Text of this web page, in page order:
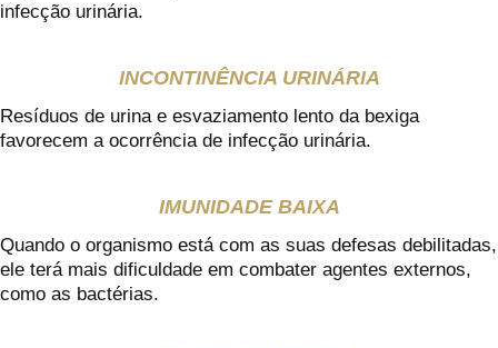
infecção urinária.
INCONTINÊNCIA URINÁRIA
Resíduos de urina e esvaziamento lento da bexiga
favorecem a ocorrência de infecção urinária.
IMUNIDADE BAIXA
Quando o organismo está com as suas defesas debilitadas,
ele terá mais dificuldade em combater agentes externos,
como as bactérias.